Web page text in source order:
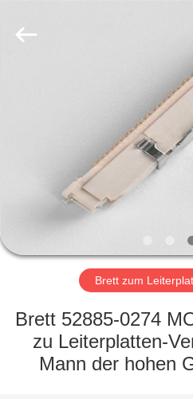
PRODUKTE
FABRIK-
AUSFLUG
Dalee
Electronic
Brett zum
Brett 52885-0274
zu Leiterplatten-
Mann der hohen